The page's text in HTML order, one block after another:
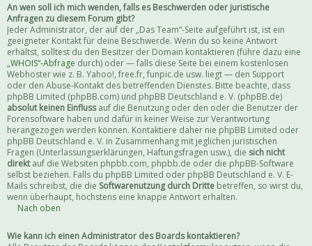
An wen soll ich mich wenden, falls es Beschwerden oder juristische
Anfragen zu diesem Forum gibt?
Jeder Administrator, der auf der „Das Team“-Seite aufgeführt ist, ist ein
geeigneter Kontakt für deine Beschwerde. Wenn du so keine Antwort
erhältst, solltest du den Besitzer der Domain kontaktieren (führe dazu eine
„WHOIS“-Abfrage durch) oder — falls diese Seite bei einem kostenlosen
Webhoster wie z. B. Yahoo!, free.fr, funpic.de usw. liegt — den Support
oder den Abuse-Kontakt des betreffenden Dienstes. Bitte beachte, dass
phpBB Limited (phpBB.com) und phpBB Deutschland e. V. (phpBB.de)
absolut keinen Einflussauf die Benutzung oder den oder die Benutzer der
Forensoftware haben und dafür in keiner Weise zur Verantwortung
herangezogen werden können. Kontaktiere daher nie phpBB Limited oder
phpBB Deutschland e. V. in Zusammenhang mit jeglichen juristischen
Fragen (Unterlassungserklärungen, Haftungsfragen usw.), die sich nicht
direktauf die Websiten phpbb.com, phpbb.de oder die phpBB-Software
selbst beziehen. Falls du phpBB Limited oder phpBB Deutschland e. V. E-
Mails schreibst, die die Softwarenutzung durch Dritte betreffen, so wirst du,
wenn überhaupt, höchstens eine knappe Antwort erhalten.
Nach oben
Wie kann ich einen Administrator des Boards kontaktieren?